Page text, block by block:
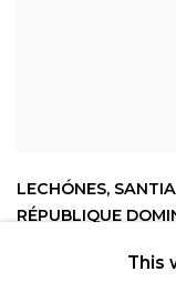
LECHÓNES,
RÉPUBLIQUE
This